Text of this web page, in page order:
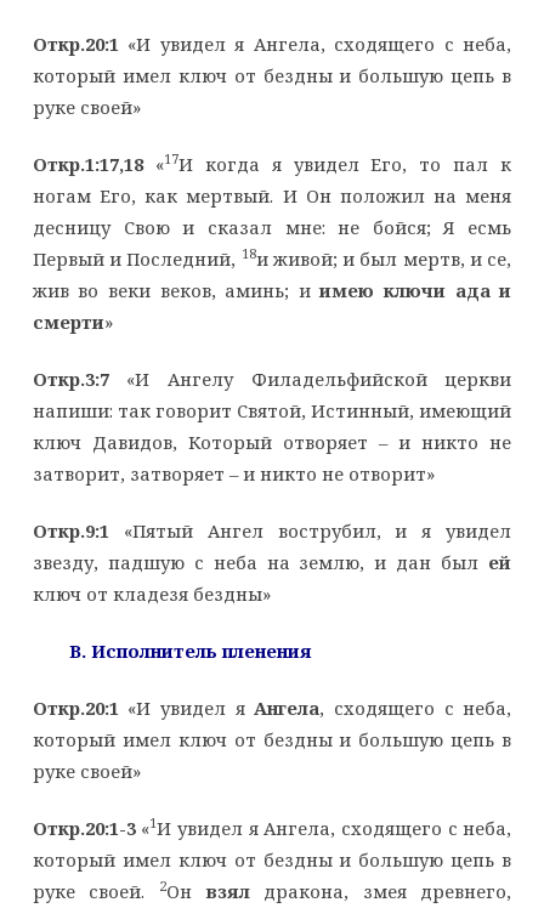
Откр.20:1 «И увидел я Ангела, сходящего с неба,
который имел ключ от бездны и большую цепь в
руке своей»
Откр.1:17,18«17И когда я увидел Его, то пал к
ногам Его, как мертвый. И Он положил на меня
десницу Свою и сказал мне: не бойся; Я есмь
Первый и Последний, 18и живой; и был мертв, и се,
жив во веки веков, аминь; иимею ключи ада и
смерти»
Откр.3:7«И Ангелу Филадельфийской церкви
напиши: так говорит Святой, Истинный, имеющий
ключ Давидов, Который отворяет – и никто не
затворит, затворяет – и никто не отворит»
Откр.9:1 «Пятый Ангел вострубил, и я увидел
звезду, падшую с неба на землю, и дан был ей
ключ от кладезя бездны»
B. Исполнитель пленения
Откр.20:1 «И увидел я Ангела, сходящего с неба,
который имел ключ от бездны и большую цепь в
руке своей»
Откр.20:1-3«1И увидел я Ангела, сходящего с неба,
который имел ключ от бездны и большую цепь в
руке своей.
2Онвзялдракона, змея древнего,